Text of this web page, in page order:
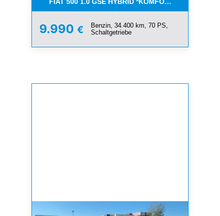
9.990 €
Benzin, 34.400 km, 70 PS,
Schaltgetriebe